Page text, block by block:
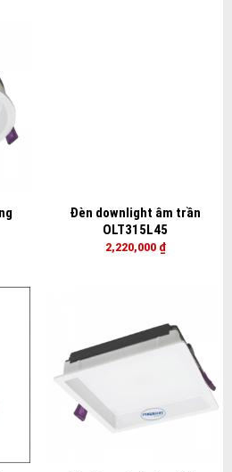
Đèn downlight âm trần
OLT315L45
2,220,000 ₫